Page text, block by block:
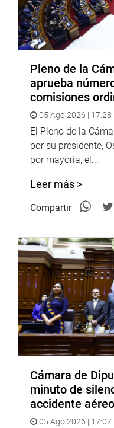
Comas, entre otras.
OFICINA DE
Pleno de la
aprueba
comisiones
05 Ago 2026 | 17:28
El Pleno de la
por su presidente,
por mayoría, el...
Leer más >
Compartir
Cámara de
minuto de
accidente
05 Ago 2026 | 17:07